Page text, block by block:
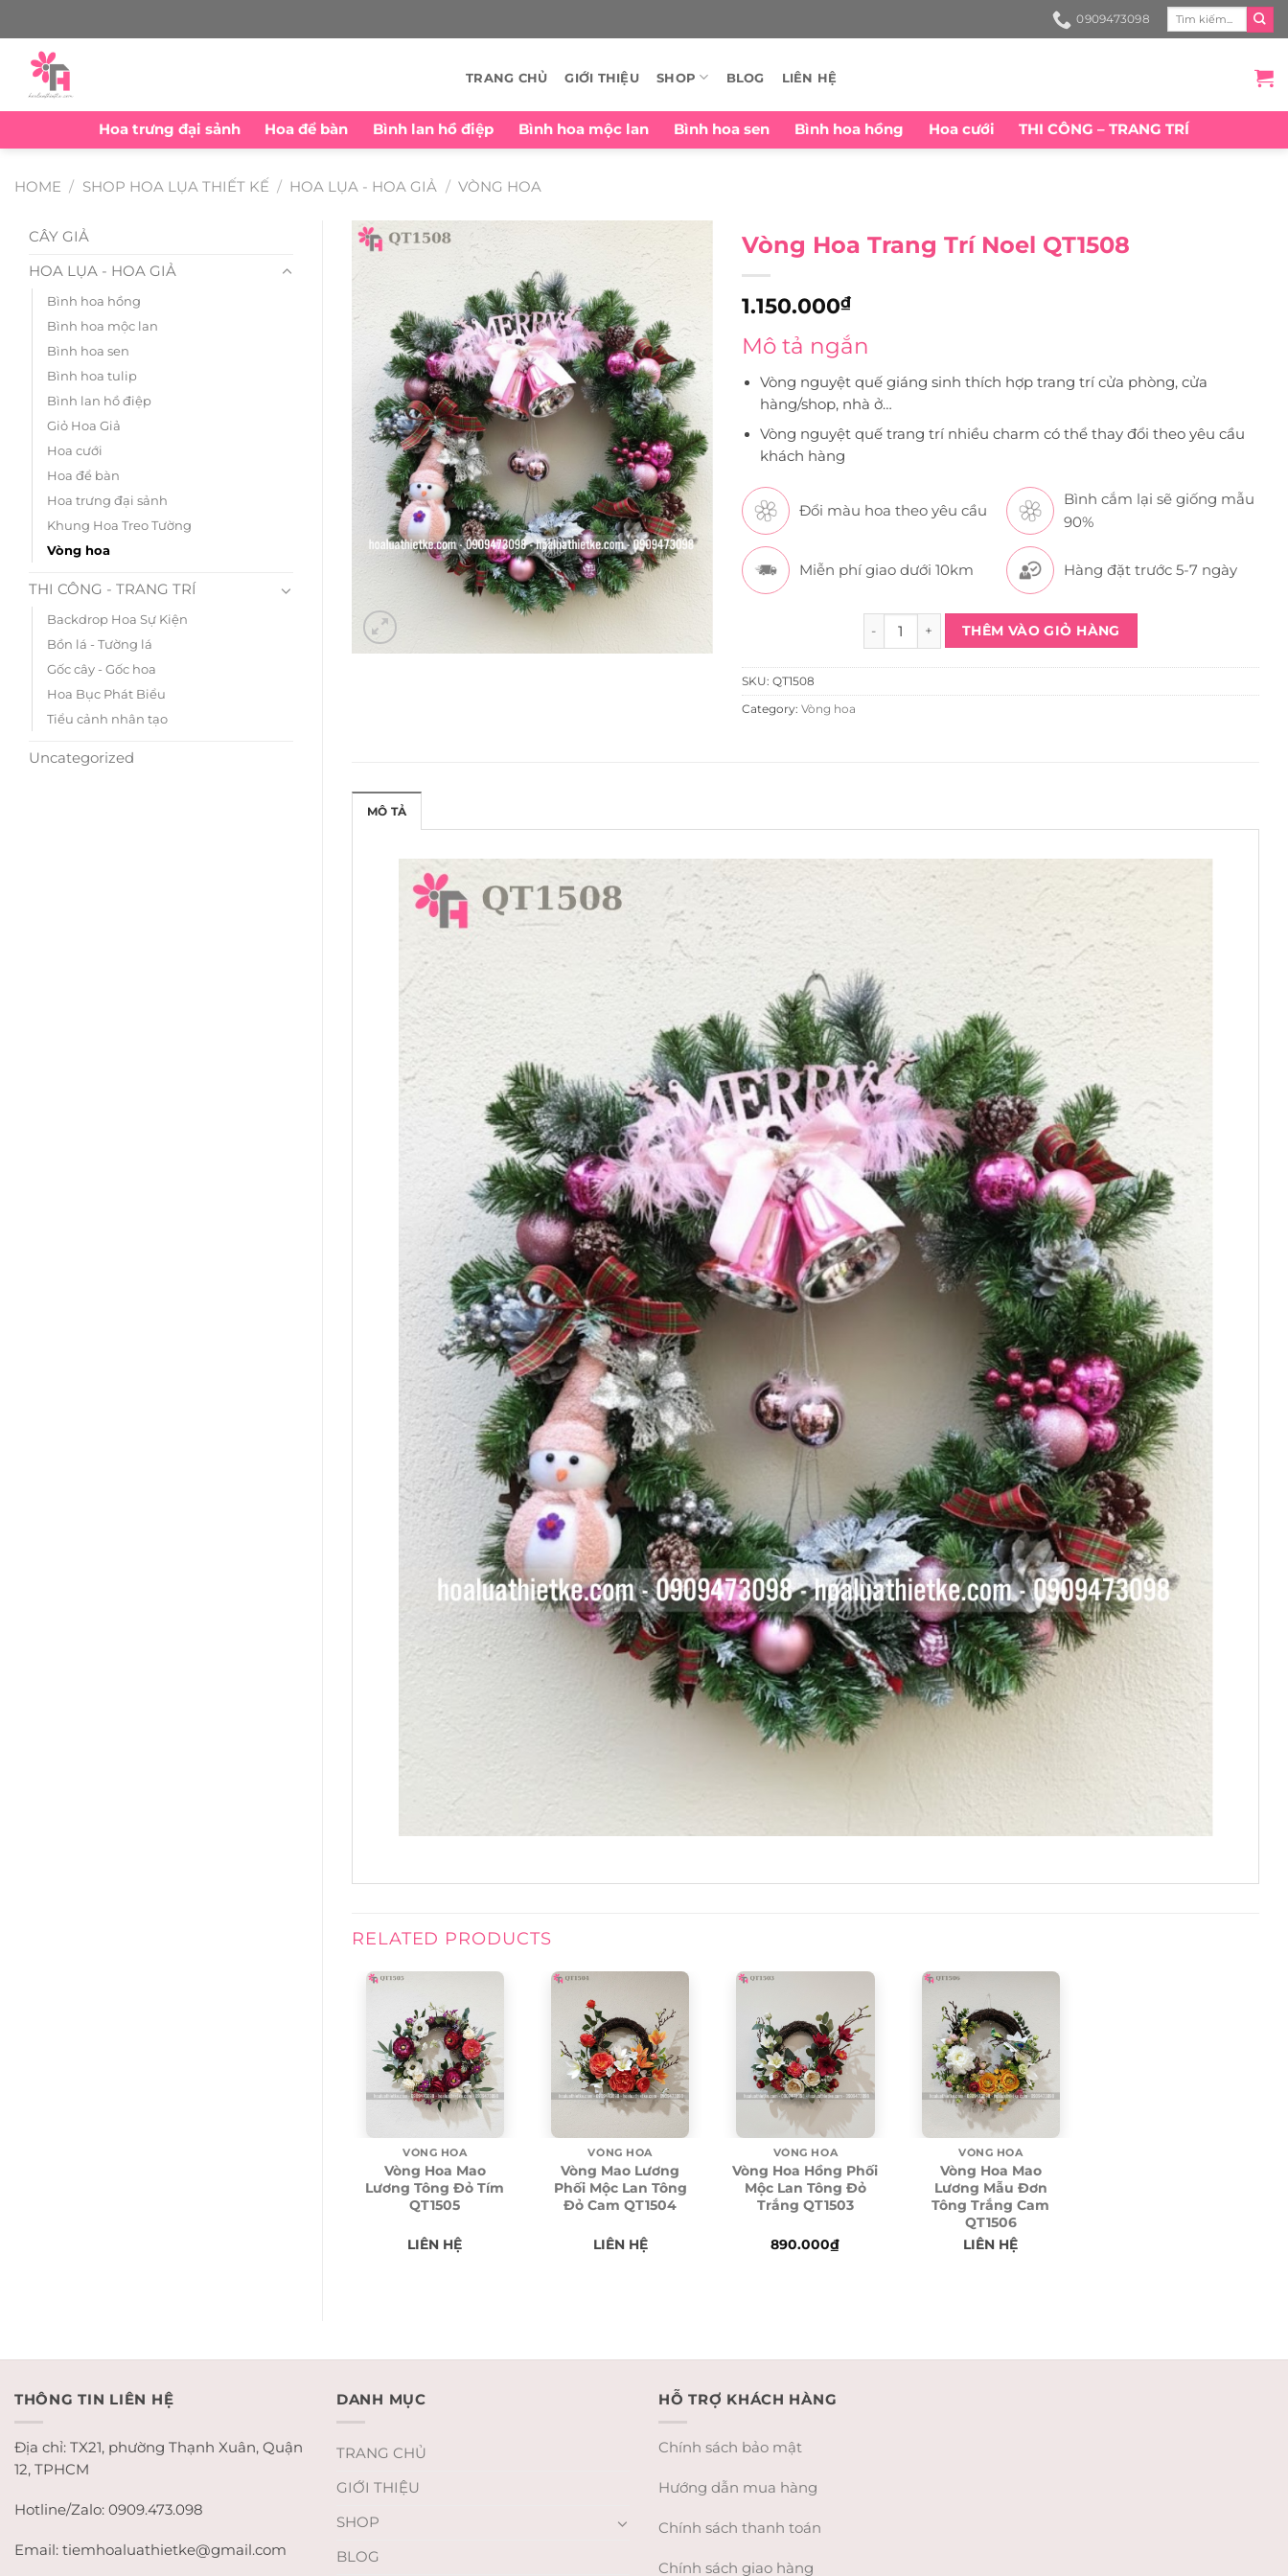
content
0909473098
for:
TRANG CHỦ GIỚI THIỆU SHOP BLOG LIÊN HỆ
Hoa trưng đại sảnh Hoa để bàn Bình lan hồ điệp Bình hoa mộc lan Bình hoa sen Bình hoa hồng Hoa cưới THI CÔNG – TRANG TRÍ
HOME / SHOP HOA LỤA THIẾT KẾ / HOA LỤA - HOA GIẢ / VÒNG HOA
CÂY GIẢ
HOA LỤA - HOA GIẢ
Bình hoa hồng
Bình hoa mộc lan
Bình hoa sen
Bình hoa tulip
Bình lan hồ điệp
Giỏ Hoa Giả
Hoa cưới
Hoa để bàn
Hoa trưng đại sảnh
Khung Hoa Treo Tường
Vòng hoa
THI CÔNG - TRANG TRÍ
Backdrop Hoa Sự Kiện
Bồn lá - Tường lá
Gốc cây - Gốc hoa
Hoa Bục Phát Biểu
Tiểu cảnh nhân tạo
Uncategorized
Vòng Hoa Trang Trí Noel QT1508
1.150.000₫
Mô tả ngắn
Vòng nguyệt quế giáng sinh thích hợp trang trí cửa phòng, cửa
hàng/shop, nhà ở…
Vòng nguyệt quế trang trí nhiều charm có thể thay đổi theo yêu cầu
khách hàng
Đổi màu hoa theo yêu cầu
Bình cắm lại sẽ giống mẫu
90%
Miễn phí giao dưới 10km Hàng đặt trước 5-7 ngày
Vòng Hoa Trang Trí Noel QT1508 quantity
THÊM VÀO GIỎ HÀNG
SKU:QT1508
Category:Vòng hoa
MÔ TẢ
RELATED PRODUCTS
VÒNG HOA
Vòng Hoa Mao
Lương Tông Đỏ Tím
QT1505
LIÊN HỆ
VÒNG HOA
Vòng Mao Lương
Phối Mộc Lan Tông
Đỏ Cam QT1504
LIÊN HỆ
VÒNG HOA
Vòng Hoa Hồng Phối
Mộc Lan Tông Đỏ
Trắng QT1503
890.000₫
VÒNG HOA
Vòng Hoa Mao
Lương Mẫu Đơn
Tông Trắng Cam
QT1506
LIÊN HỆ
THÔNG TIN LIÊN HỆ
Địa chỉ: TX21, phường Thạnh Xuân, Quận
12, TPHCM
Hotline/Zalo: 0909.473.098
Email: tiemhoaluathietke@gmail.com
DANH MỤC
TRANG CHỦ
GIỚI THIỆU
SHOP
BLOG
HỖ TRỢ KHÁCH HÀNG
Chính sách bảo mật
Hướng dẫn mua hàng
Chính sách thanh toán
Chính sách giao hàng